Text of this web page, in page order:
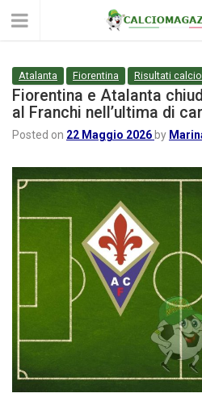
Atalanta Fiorentina Risultati
Fiorentina e Atalanta
al Franchi nell’ultima di
Posted on 22 Maggio 2026 by